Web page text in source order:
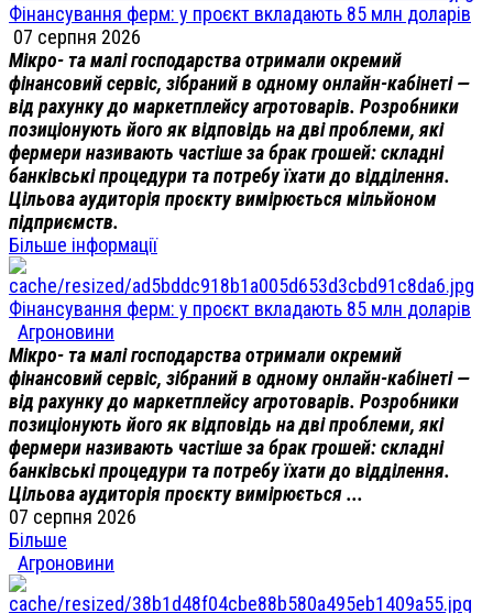
Фінансування ферм: у проєкт вкладають 85 млн доларів
07 серпня 2026
Мікро- та малі господарства отримали окремий
фінансовий сервіс, зібраний в одному онлайн-кабінеті —
від рахунку до маркетплейсу агротоварів. Розробники
позиціонують його як відповідь на дві проблеми, які
фермери називають частіше за брак грошей: складні
банківські процедури та потребу їхати до відділення.
Цільова аудиторія проєкту вимірюється мільйоном
підприємств.
Більше інформації
Фінансування ферм: у проєкт вкладають 85 млн доларів
Агроновини
Мікро- та малі господарства отримали окремий
фінансовий сервіс, зібраний в одному онлайн-кабінеті —
від рахунку до маркетплейсу агротоварів. Розробники
позиціонують його як відповідь на дві проблеми, які
фермери називають частіше за брак грошей: складні
банківські процедури та потребу їхати до відділення.
Цільова аудиторія проєкту вимірюється ...
07 серпня 2026
Більше
Агроновини